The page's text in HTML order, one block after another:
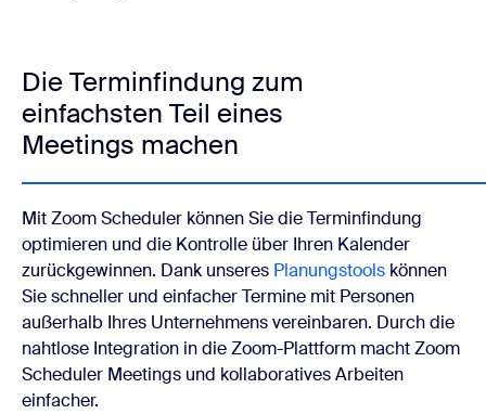
Die Terminfindung zum
einfachsten Teil eines
Meetings machen
Mit Zoom Scheduler können Sie die Terminfindung
optimieren und die Kontrolle über Ihren Kalender
zurückgewinnen. Dank unseres Planungstools können
Sie schneller und einfacher Termine mit Personen
außerhalb Ihres Unternehmens vereinbaren. Durch die
nahtlose Integration in die Zoom-Plattform macht Zoom
Scheduler Meetings und kollaboratives Arbeiten
einfacher.